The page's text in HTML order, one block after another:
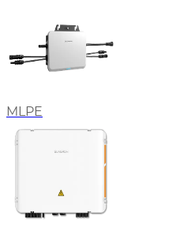
MLPE